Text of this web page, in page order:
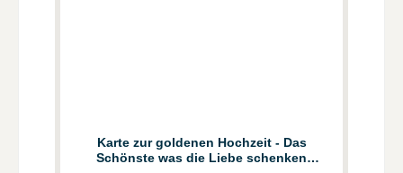
Karte zur goldenen Hochzeit - Das
Schönste was die Liebe schenken